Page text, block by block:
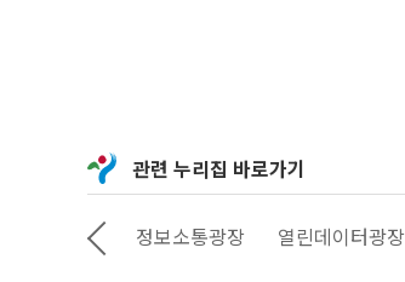
관련 누리집 바로가기
상대로 서울 정보소통광장 열린데이터광장